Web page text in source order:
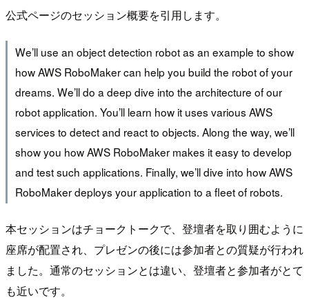
公式ページのセッション概要を引用します。
We’ll use an object detection robot as an example to show
how AWS RoboMaker can help you build the robot of your
dreams. We’ll do a deep dive into the architecture of our
robot application. You’ll learn how it uses various AWS
services to detect and react to objects. Along the way, we’ll
show you how AWS RoboMaker makes it easy to develop
and test such applications. Finally, we’ll dive into how AWS
RoboMaker deploys your application to a fleet of robots.
本セッションはチョークトークで、登壇者を取り囲むように
座席が配置され、プレゼンの後には参加者との質疑が行われ
ました。通常のセッションとは違い、登壇者と参加者がとて
も近いです。